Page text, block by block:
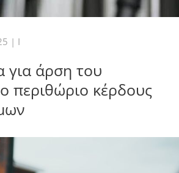
| I
για άρση του
περιθώριο κέρδους